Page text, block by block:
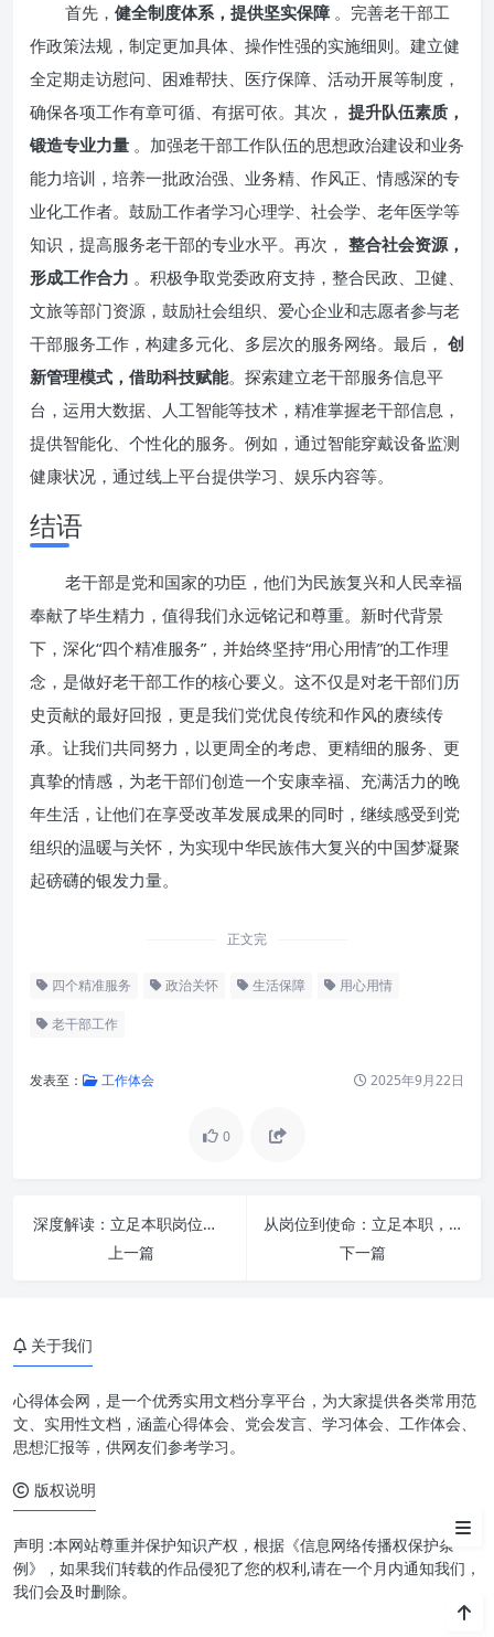
首先， 健全制度体系，提供坚实保障 。完善老干部工
作政策法规，制定更加具体、操作性强的实施细则。建立健
全定期走访慰问、困难帮扶、医疗保障、活动开展等制度，
确保各项工作有章可循、有据可依。其次， 提升队伍素质，
锻造专业力量 。加强老干部工作队伍的思想政治建设和业务
能力培训，培养一批政治强、业务精、作风正、情感深的专
业化工作者。鼓励工作者学习心理学、社会学、老年医学等
知识，提高服务老干部的专业水平。再次， 整合社会资源，
形成工作合力 。积极争取党委政府支持，整合民政、卫健、
文旅等部门资源，鼓励社会组织、爱心企业和志愿者参与老
干部服务工作，构建多元化、多层次的服务网络。最后， 创
新管理模式，借助科技赋能。探索建立老干部服务信息平
台，运用大数据、人工智能等技术，精准掌握老干部信息，
提供智能化、个性化的服务。例如，通过智能穿戴设备监测
健康状况，通过线上平台提供学习、娱乐内容等。
结语
老干部是党和国家的功臣，他们为民族复兴和人民幸福
奉献了毕生精力，值得我们永远铭记和尊重。新时代背景
下，深化“四个精准服务”，并始终坚持“用心用情”的工作理
念，是做好老干部工作的核心要义。这不仅是对老干部们历
史贡献的最好回报，更是我们党优良传统和作风的赓续传
承。让我们共同努力，以更周全的考虑、更精细的服务、更
真挚的情感，为老干部们创造一个安康幸福、充满活力的晚
年生活，让他们在享受改革发展成果的同时，继续感受到党
组织的温暖与关怀，为实现中华民族伟大复兴的中国梦凝聚
起磅礴的银发力量。
正文完
四个精准服务 政治关怀 生活保障 用心用情
老干部工作
发表至： 工作体会 2025年9月22日
0
深度解读：立足本职岗位，践行使命担当，共创卓越未来
上一篇
从岗位到使命：立足本职，践行担当，成就卓越人生
下一篇
政治上精准关怀，让他们思想常
生活上精准保障，让他们安享晚
用心用情：精准服务的灵魂所在
关于我们
心得体会网，是一个优秀实用文档分享平台，为大家提供各类常用范
文、实用性文档，涵盖心得体会、党会发言、学习体会、工作体会、
思想汇报等，供网友们参考学习。
版权说明
声明 :本网站尊重并保护知识产权，根据《信息网络传播权保护条
例》，如果我们转载的作品侵犯了您的权利,请在一个月内通知我们，
我们会及时删除。